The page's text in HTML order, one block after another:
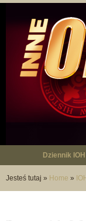
Dziennik
Jesteś tutaj » Home »